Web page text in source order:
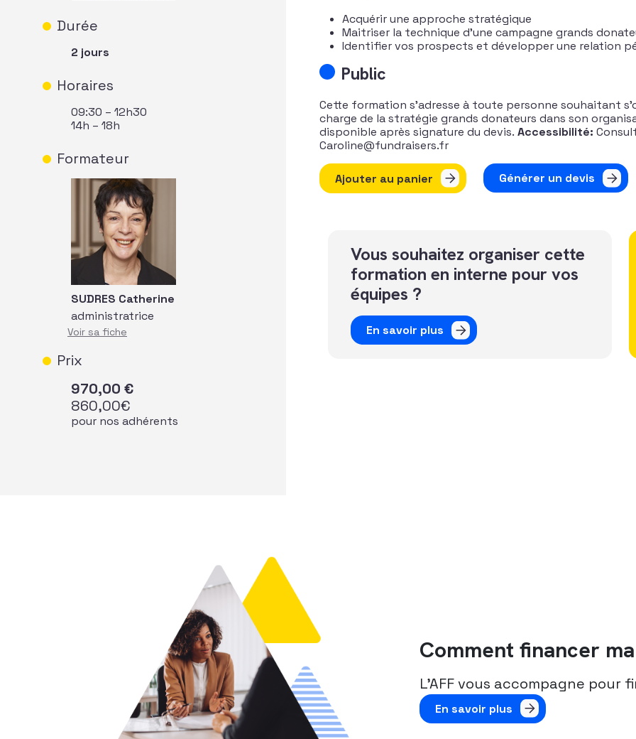
Durée
2 jours
Horaires
09:30 – 12h30
14h – 18h
Formateur
SUDRES Catherine
administratrice
Voir sa fiche
Prix
970,00 €
860,00€
pour nos adhérents
Acquérir une approche stratégique
Maitriser la technique d’une campagne grands
Identifier vos prospects et développer une relation
Public
Cette formation s’adresse à toute personne souhaitant
charge de la stratégie grands donateurs dans son
disponible après signature du devis.Accessibilité:
Caroline@fundraisers.fr
quantité de Bâtissez votre stratégie Grands Donateurs
Ajouter au panier Générer un devis
Vous souhaitez organiser cette
formation en interne pour vos
équipes ?
En savoir plus
Comment financer
L’AFF vous accompagne
En savoir plus